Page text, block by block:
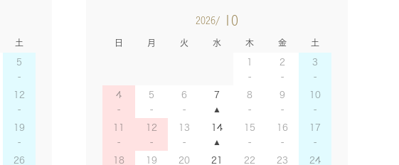
土
5
12
19
26
2026/ 10
日 月 火 水 木 金 土
1 2 3
4 5 6 7 8 9 10
11 12 13 14 15 16 17
18 19 20 21 22 23 24